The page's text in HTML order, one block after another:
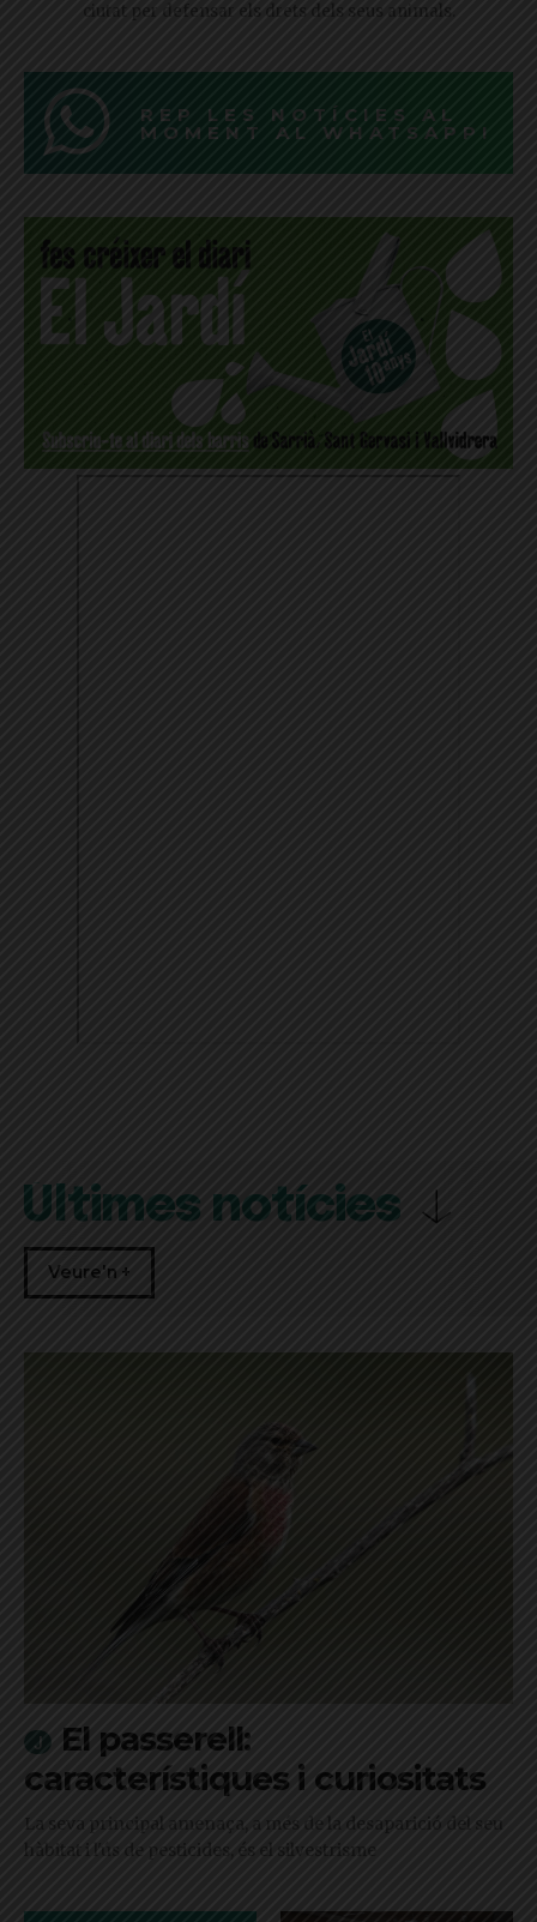
ciutat per defensar els drets dels seus animals.
REP LES NOTÍCIES AL
MOMENT AL WHATSAPP!
Últimes notícies
Veure'n +
El passerell:
característiques i curiositats
La seva principal amenaça, a més de la desaparició del seu
hàbitat i l'ús de pesticides, és el silvestrisme